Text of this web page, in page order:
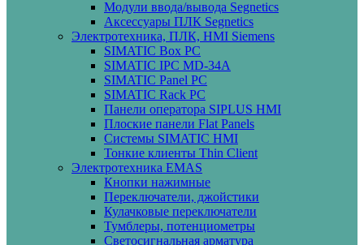
Модули ввода/вывода Segnetics
Аксессуары ПЛК Segnetics
Электротехника, ПЛК, HMI Siemens
SIMATIC Box PC
SIMATIC IPC MD-34A
SIMATIC Panel PС
SIMATIC Rack PC
Панели оператора SIPLUS HMI
Плоские панели Flat Panels
Системы SIMATIC HMI
Тонкие клиенты Thin Client
Электротехника EMAS
Кнопки нажимные
Переключатели, джойстики
Кулачковые переключатели
Тумблеры, потенциометры
Светосигнальная арматура